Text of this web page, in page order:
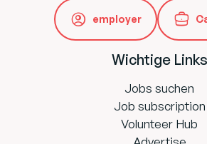
employer
Wichtige Links
Jobs suchen
Job subscription
Volunteer Hub